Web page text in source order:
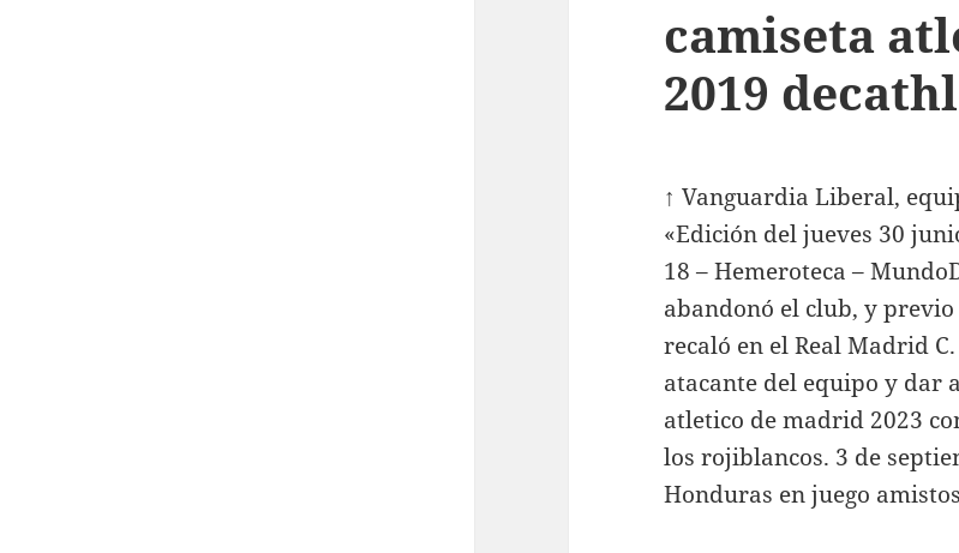
camiseta
2019
↑ Vanguardia Liberal,
«Edición del jueves 30
18 – Hemeroteca –
abandonó el club, y
recaló en el Real Madrid
atacante del equipo y dar
atletico de madrid 2023
los rojiblancos. 3 de
Honduras en juego